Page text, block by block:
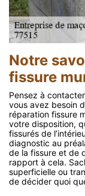
Notre
fissure
Pensez à
vous avez besoin
réparation fissure
votre disposition,
fissurés de
diagnostic au
de la fissure et de
rapport à cela.
superficielle ou
de décider quoi